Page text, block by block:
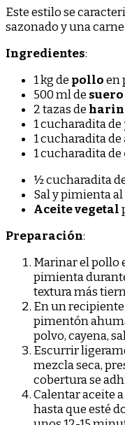
Este estilo se
sazonado y una
Ingredientes:
1 kg de polloen
500 ml de
2 tazas de
1 cucharadita de
1 cucharadita de
1 cucharadita de
½ cucharadita
Sal y pimienta
Aceite vegetal
Preparación:
Marinar el pollo
pimienta
textura más
En un
pimentón
polvo, cayena,
Escurrir
mezcla seca,
cobertura se
Calentar aceite
hasta que esté